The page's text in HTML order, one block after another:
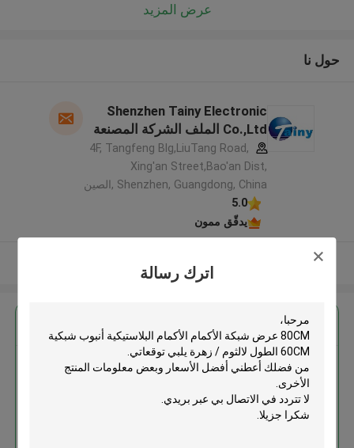
اترك رسالة
عرض المزيد
حول نا
Shenzhen Tainy Electronic
Co.,Ltd الملف الشركة المصنعة
4F, Tangfeng Blg,LiuTang Road,
Xing'an Street,Bao'an Dist,
Shenzhen, Guangdong, China ,الصين
5.0
يدقّق ممون
عرض المزيد
احصل على افضل سعر ل
80CM عرض شبكة الأكمام الأكمام
الطول لالثوم / زهرة